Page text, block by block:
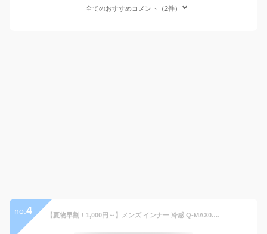
全てのおすすめコメント（2件）
no. 4 【夏物早割！1,000円～】メンズ インナー 冷感 Q-MAX0.4 Tシャツ 無地 半袖 吸汗 速乾 伸縮抜群 快適 防臭抗菌 Vネック 白 黒 肌着 下着 インナーシャツ ルームウェア コンプレッション アンダーウェア 春 夏 夏物特集